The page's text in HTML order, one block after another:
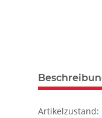
Artikelzustand: